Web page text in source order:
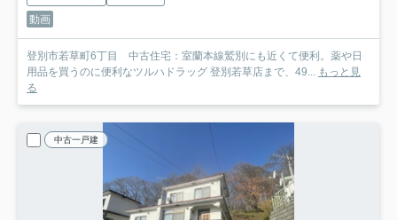
動画
登別市若草町6丁目 中古住宅：室蘭本線鷲別にも近くて便利。薬や日
用品を買うのに便利なツルハドラッグ 登別若草店まで、49... もっと見
る
中古一戸建